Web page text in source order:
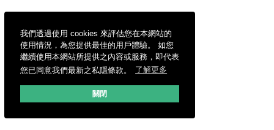
我們透過使用 cookies 來評估您在本網站的
使用情況，為您提供最佳的用戶體驗。 如您
繼續使用本網站所提供之內容或服務，即代表
您已同意我們最新之私隱條款。
了解更多
關閉